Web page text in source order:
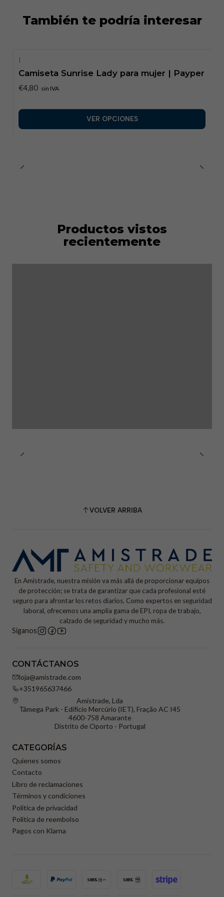
También te podría interesar
|
Camiseta Sunrise Lady para mujer | Payper
€4,80 sin IVA
VER OPCIONES
Productos vistos
recientemente
VOLVER ARRIBA
En Amistrade, nuestra misión va más allá de proporcionar equipos
de protección; se trata de garantizar que cada profesional esté
seguro para afrontar los retos diarios. Como expertos en seguridad
laboral, ofrecemos una amplia gama de EPI, ropa de trabajo,
calzado de seguridad y mucho más.
Síganos
CONTÁCTANOS
loja@amistrade.com
+351965637466
Amistrade, Lda
Tâmega Park - Edifício Mercúrio (IET), Fração AC I45
4600-758 Amarante
Distrito de Oporto - Portugal
CATEGORÍAS
Quienes somos
Contacto
Libro de reclamaciones
Términos y condiciones
Política de privacidad
Política de reembolso
Pagos con Klarna